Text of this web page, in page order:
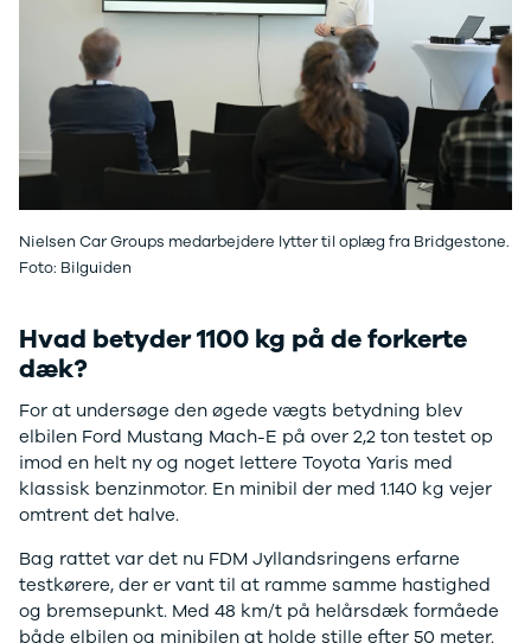
Ducato 33
Ducato 35
Se alle Ford
Elbil
Bronco
Capri
EcoSport
Explorer
F-150
Fiesta
Focus
Galaxy
Mustang
Mustang
Mach-E
Nielsen Car Groups medarbejdere lytter til oplæg fra Bridgestone.
Foto: Bilguiden
Hvad betyder 1100 kg på de forkerte
dæk?
For at undersøge den øgede vægts betydning blev
elbilen Ford Mustang Mach-E på over 2,2 ton testet op
imod en helt ny og noget lettere Toyota Yaris med
klassisk benzinmotor. En minibil der med 1.140 kg vejer
omtrent det halve.
Bag rattet var det nu FDM Jyllandsringens erfarne
testkørere, der er vant til at ramme samme hastighed
og bremsepunkt. Med 48 km/t på helårsdæk formåede
både elbilen og minibilen at holde stille efter 50 meter.